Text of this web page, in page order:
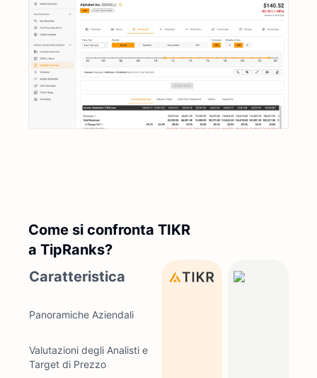
Come si confronta TIKR
a TipRanks?
Caratteristica
Panoramiche Aziendali
Valutazioni degli Analisti e
Target di Prezzo